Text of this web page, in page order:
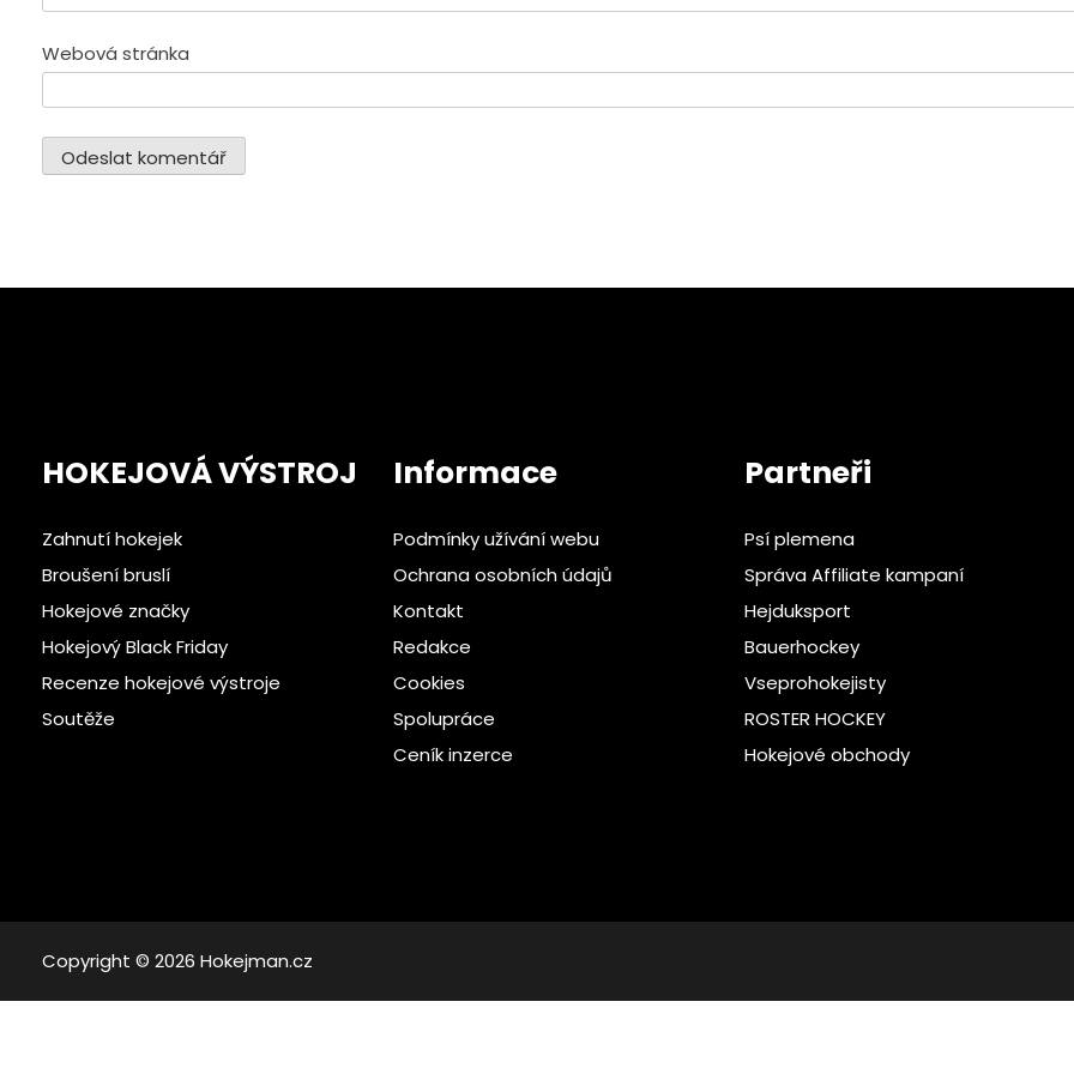
Webová stránka
HOKEJOVÁ VÝSTROJ
Zahnutí hokejek
Broušení bruslí
Hokejové značky
Hokejový Black Friday
Recenze hokejové výstroje
Soutěže
Informace
Podmínky užívání webu
Ochrana osobních údajů
Kontakt
Redakce
Cookies
Spolupráce
Ceník inzerce
Partneři
Psí plemena
Správa Affiliate kampaní
Hejduksport
Bauerhockey
Vseprohokejisty
ROSTER HOCKEY
Hokejové obchody
Copyright © 2026 Hokejman.cz